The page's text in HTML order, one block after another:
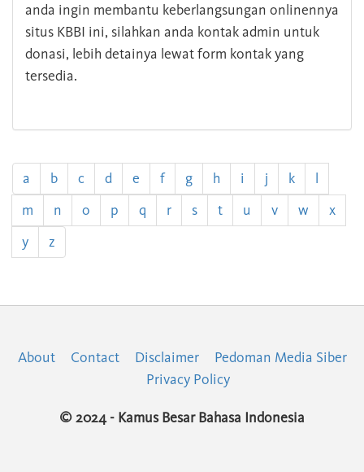
anda ingin membantu keberlangsungan onlinennya
situs KBBI ini, silahkan anda kontak admin untuk
donasi, lebih detainya lewat form kontak yang
tersedia.
a b c d e f g h i j k
l
m
n o p q r s t u v w
x
y
z
About Contact Disclaimer
Pedoman Media Siber
Privacy Policy
© 2024 - Kamus Besar Bahasa Indonesia